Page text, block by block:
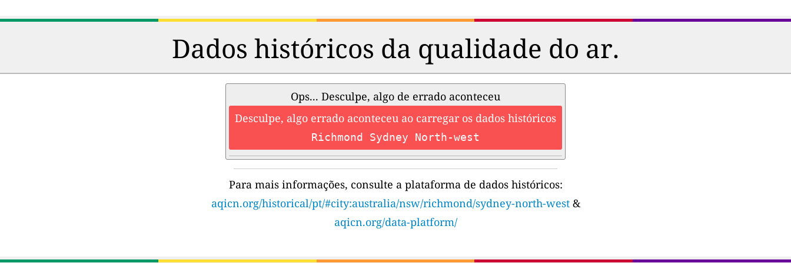
Dados históricos da qualidade do ar.
Ops... Desculpe, algo de errado aconteceu
Desculpe, algo errado aconteceu ao carregar os dados históricos
Richmond Sydney North-west
Para mais informações, consulte a plataforma de dados históricos:
aqicn.org/historical/pt/#city:australia/nsw/richmond/sydney-north-west&
aqicn.org/data-platform/